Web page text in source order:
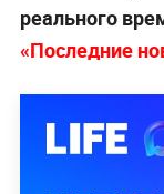
реального
«Последние